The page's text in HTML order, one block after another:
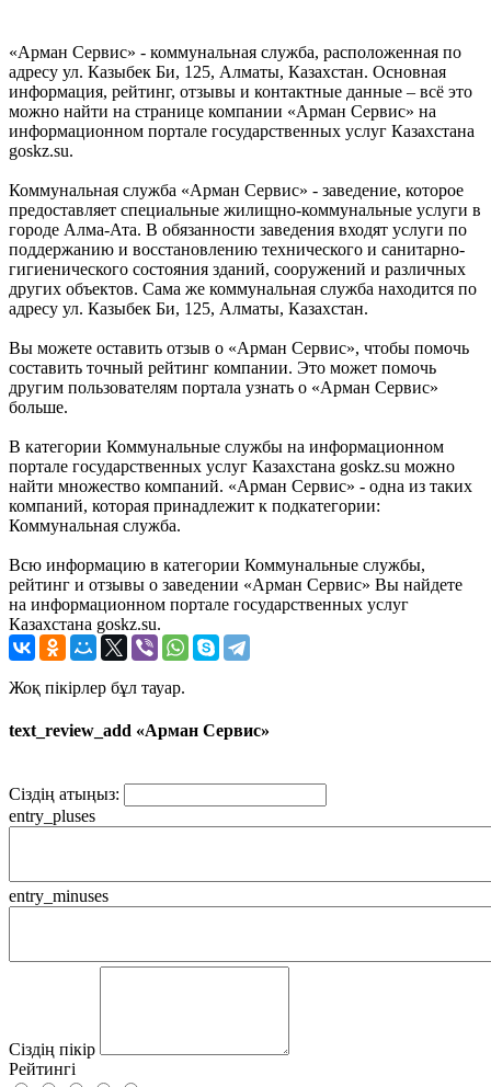
«Арман Сервис» - коммунальная служба, расположенная по
адресу ул. Казыбек Би, 125, Алматы, Казахстан. Основная
информация, рейтинг, отзывы и контактные данные – всё это
можно найти на странице компании «Арман Сервис» на
информационном портале государственных услуг Казахстана
goskz.su.
Коммунальная служба «Арман Сервис» - заведение, которое
предоставляет специальные жилищно-коммунальные услуги в
городе Алма-Ата. В обязанности заведения входят услуги по
поддержанию и восстановлению технического и санитарно-
гигиенического состояния зданий, сооружений и различных
других объектов. Сама же коммунальная служба находится по
адресу ул. Казыбек Би, 125, Алматы, Казахстан.
Вы можете оставить отзыв о «Арман Сервис», чтобы помочь
составить точный рейтинг компании. Это может помочь
другим пользователям портала узнать о «Арман Сервис»
больше.
В категории Коммунальные службы на информационном
портале государственных услуг Казахстана goskz.su можно
найти множество компаний. «Арман Сервис» - одна из таких
компаний, которая принадлежит к подкатегории:
Коммунальная служба.
Всю информацию в категории Коммунальные службы,
рейтинг и отзывы о заведении «Арман Сервис» Вы найдете
на информационном портале государственных услуг
Казахстана goskz.su.
Жоқ пікірлер бұл тауар.
text_review_add «Арман Сервис»
Сіздің атыңыз:
entry_pluses
entry_minuses
Сіздің пікір
Рейтингі